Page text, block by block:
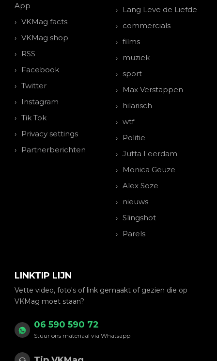
App
VKMag facts
VKMag shop
RSS
Facebook
Twitter
Instagram
Tik Tok
Privacy settings
Partnerberichten
Lang Leve de Liefde
commercials
films
muziek
sport
Max Verstappen
hilarisch
wtf
Politie
Jutta Leerdam
Monica Geuze
Alex Soze
nieuws
Slingshot
Parels
LINKTIP LIJN
Vette video, foto's of link gemaakt of gezien die op
VKMag moet staan?
06 590 590 72
Stuur ons materiaal via Whatsapp